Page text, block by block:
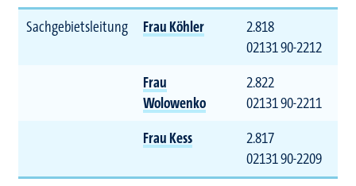
Sachgebietsleitung
Frau Köhler
2.818
02131 90-2212
Frau
Wolowenko
2.822
02131 90-2211
Frau Kess
2.817
02131 90-2209